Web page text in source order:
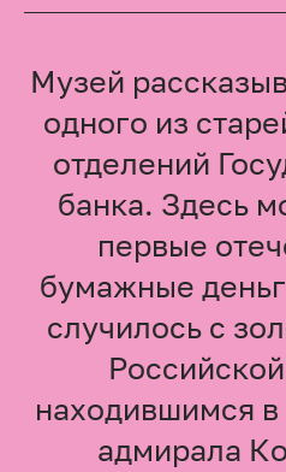
Музей
одного из
отделений
банка. Здесь
первые
бумажные
случилось с
находившимся
адмирала